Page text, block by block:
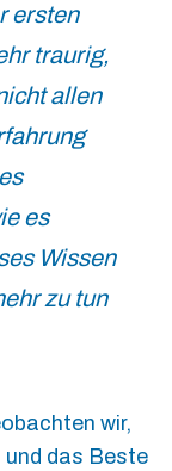
ersten
traurig,
allen
es
Wissen
zu tun
wir,
und das Beste